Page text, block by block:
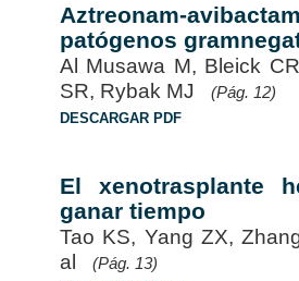
Aztreonam-
patógenos
Al Musawa M, Bleick
SR, Rybak MJ
(Pág. 12)
DESCARGAR PDF
El xenotrasplante
ganar tiempo
Tao KS, Yang ZX,
al
(Pág. 13)